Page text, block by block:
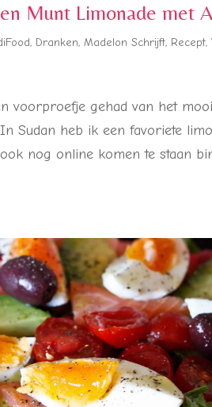
Munt Limonade met
, Dranken,Madelon Schrijft, Recept,
voorproefje gehad van het
Sudan heb ik een favoriete
nog online komen te staan